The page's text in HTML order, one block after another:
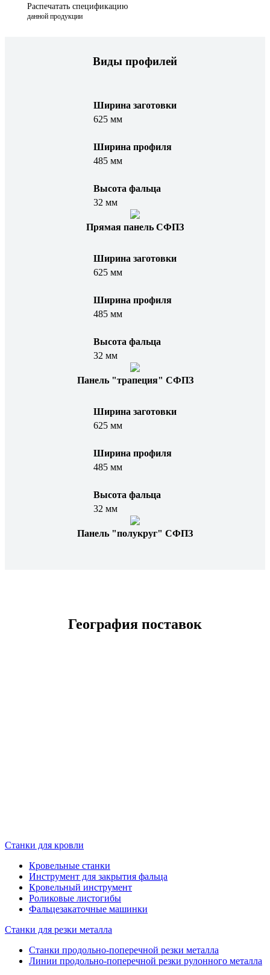
Распечатать спецификацию
данной продукции
Виды профилей
Ширина заготовки
625 мм
Ширина профиля
485 мм
Высота фальца
32 мм
Прямая панель СФПЗ
Ширина заготовки
625 мм
Ширина профиля
485 мм
Высота фальца
32 мм
Панель "трапеция" СФПЗ
Ширина заготовки
625 мм
Ширина профиля
485 мм
Высота фальца
32 мм
Панель "полукруг" СФПЗ
География поставок
Станки для кровли
Кровельные станки
Инструмент для закрытия фальца
Кровельный инструмент
Роликовые листогибы
Фальцезакаточные машинки
Станки для резки металла
Станки продольно-поперечной резки металла
Линии продольно-поперечной резки рулонного металла